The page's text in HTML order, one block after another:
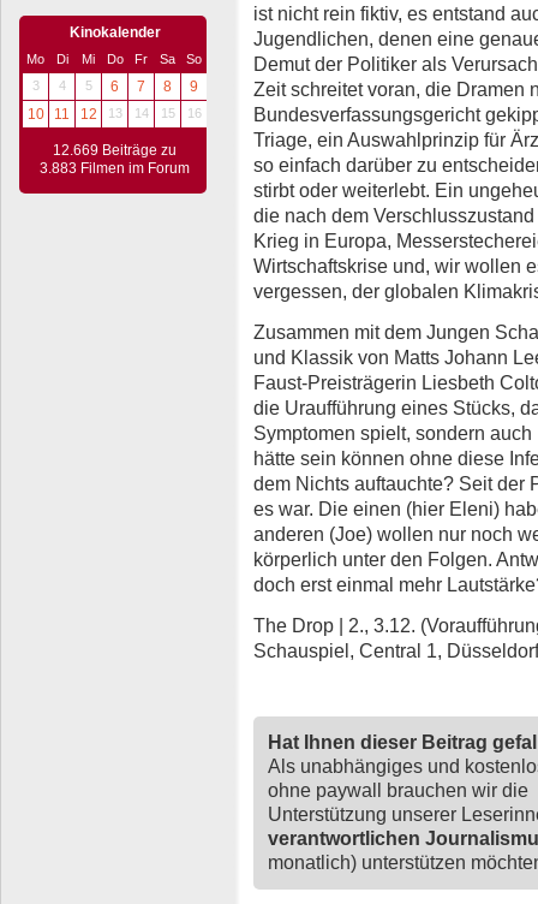
Kinokalender
Mo Di Mi Do Fr Sa
So
3
4 5 6 7 8
9
10
11 12 13 14 15 16
12.669 Beiträge zu
3.883 Filmen im Forum
ist nicht rein fiktiv, es entstand
Jugendlichen, denen eine
Demut der Politiker als
Zeit schreitet voran, die Dramen
Bundesverfassungsgericht
Triage, ein Auswahlprinzip für
so einfach darüber zu
stirbt oder weiterlebt. Ein
die nach dem
Krieg in Europa,
Wirtschaftskrise und, wir wollen
vergessen, der globalen
Zusammen mit dem Jungen
und Klassik von Matts Johann
Faust-Preisträgerin Liesbeth
die Uraufführung eines Stücks,
Symptomen spielt, sondern
hätte sein können ohne diese
dem Nichts auftauchte? Seit der
es war. Die einen (hier Eleni)
anderen (Joe) wollen nur noch
körperlich unter den Folgen.
doch erst einmal mehr
The Drop | 2., 3.12.
Schauspiel, Central 1,
Hat Ihnen dieser Beitrag
Als unabhängiges und
ohne paywall brauchen wir die
Unterstützung unserer
verantwortlichen
monatlich) unterstützen